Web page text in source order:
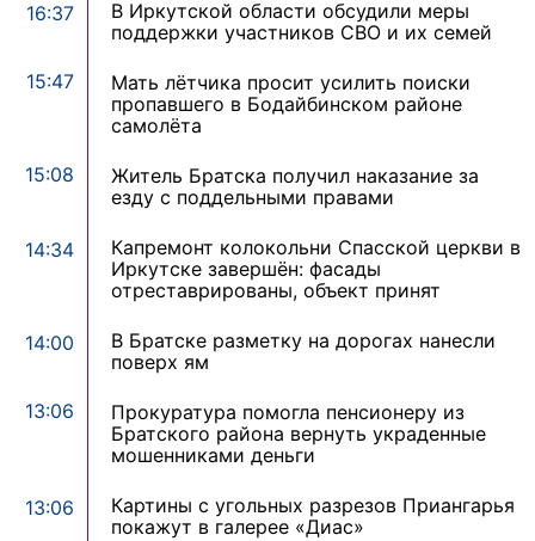
16:37
В Иркутской области обсудили меры
поддержки участников СВО и их семей
15:47
Мать лётчика просит усилить поиски
пропавшего в Бодайбинском районе
самолёта
15:08
Житель Братска получил наказание за
езду с поддельными правами
14:34
Капремонт колокольни Спасской церкви в
Иркутске завершён: фасады
отреставрированы, объект принят
14:00
В Братске разметку на дорогах нанесли
поверх ям
13:06
Прокуратура помогла пенсионеру из
Братского района вернуть украденные
мошенниками деньги
13:06
Картины с угольных разрезов Приангарья
покажут в галерее «Диас»